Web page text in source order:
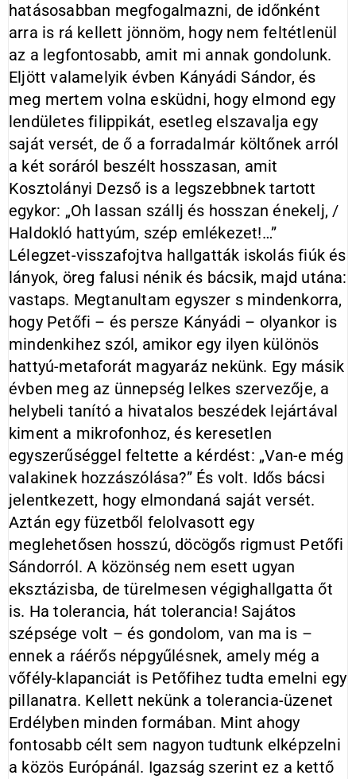
hatásosabban megfogalmazni, de időnként
arra is rá kellett jönnöm, hogy nem feltétlenül
az a legfontosabb, amit mi annak gondolunk.
Eljött valamelyik évben Kányádi Sándor, és
meg mertem volna esküdni, hogy elmond egy
lendületes filippikát, esetleg elszavalja egy
saját versét, de ő a forradalmár költőnek arról
a két soráról beszélt hosszasan, amit
Kosztolányi Dezső is a legszebbnek tartott
egykor: „Oh lassan szállj és hosszan énekelj, /
Haldokló hattyúm, szép emlékezet!…”
Lélegzet-visszafojtva hallgatták iskolás fiúk és
lányok, öreg falusi nénik és bácsik, majd utána:
vastaps. Megtanultam egyszer s mindenkorra,
hogy Petőfi – és persze Kányádi – olyankor is
mindenkihez szól, amikor egy ilyen különös
hattyú-metaforát magyaráz nekünk. Egy másik
évben meg az ünnepség lelkes szervezője, a
helybeli tanító a hivatalos beszédek lejártával
kiment a mikrofonhoz, és keresetlen
egyszerűséggel feltette a kérdést: „Van-e még
valakinek hozzászólása?” És volt. Idős bácsi
jelentkezett, hogy elmondaná saját versét.
Aztán egy füzetből felolvasott egy
meglehetősen hosszú, döcögős rigmust Petőfi
Sándorról. A közönség nem esett ugyan
eksztázisba, de türelmesen végighallgatta őt
is. Ha tolerancia, hát tolerancia! Sajátos
szépsége volt – és gondolom, van ma is –
ennek a ráérős népgyűlésnek, amely még a
vőfély-klapanciát is Petőfihez tudta emelni egy
pillanatra. Kellett nekünk a tolerancia-üzenet
Erdélyben minden formában. Mint ahogy
fontosabb célt sem nagyon tudtunk elképzelni
a közös Európánál. Igazság szerint ez a kettő